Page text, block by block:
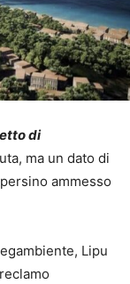
di
ma un dato di
ammesso
Lipu